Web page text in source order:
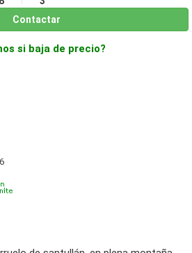
Contactar
si baja de precio?